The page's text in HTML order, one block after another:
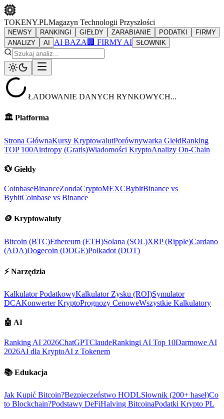
TOKENY.PLMagazyn Technologii Przyszłości
NEWSY RANKINGI GIEŁDY ZARABIANIE PODATKI
FIRMY
ANALIZY
AI AI BAZA 🏢 FIRMY AI SŁOWNIK
ŁADOWANIE DANYCH RYNKOWYCH...
🏛️ Platforma
Strona GłównaKursy KryptowalutPorównywarka GiełdRanking
TOP 100Airdropy (Gratis)Wiadomości KryptoAnalizy On-Chain
💱 Giełdy
CoinbaseBinanceZondaCryptoMEXCBybitBinance vs
BybitCoinbase vs Binance
🪙 Kryptowaluty
Bitcoin (BTC)Ethereum (ETH)Solana (SOL)XRP (Ripple)Cardano
(ADA)Dogecoin (DOGE)Polkadot (DOT)
⚡ Narzędzia
Kalkulator PodatkowyKalkulator Zysku (ROI)Symulator
DCAKonwerter KryptoPrognozy CenoweWszystkie Kalkulatory
🤖 AI
Ranking AI 2026ChatGPTClaudeRankingi AI Top 10Darmowe AI
2026AI dla KryptoAI z Tokenem
📚 Edukacja
Jak Kupić Bitcoin?Bezpieczeństwo HODLSłownik (200+ haseł)Co
to Blockchain?Podstawy DeFiHalving BitcoinaPodatki Krypto PL